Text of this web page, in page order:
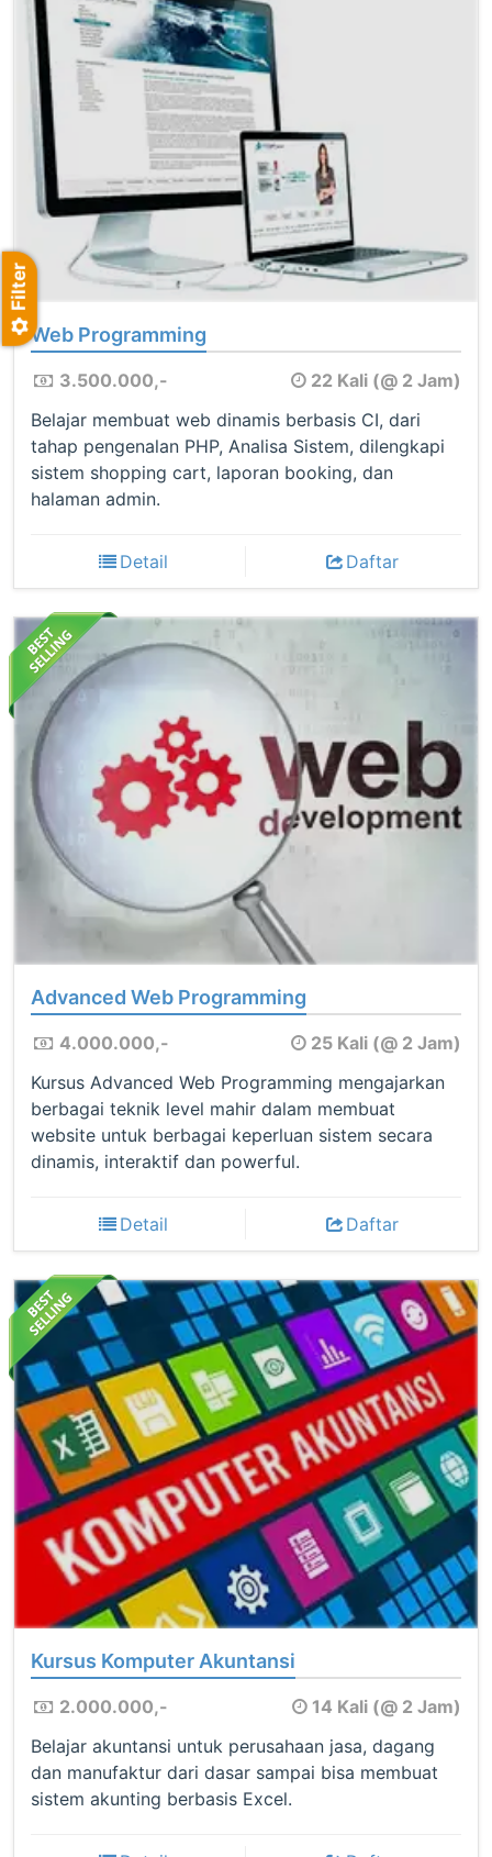
Web Programming
3.500.000,-
22 Kali (@ 2 Jam)
Belajar membuat web dinamis berbasis CI, dari
tahap pengenalan PHP, Analisa Sistem, dilengkapi
sistem shopping cart, laporan booking, dan
halaman admin.
Detail Daftar
Advanced Web Programming
4.000.000,-
25 Kali (@ 2 Jam)
Kursus Advanced Web Programming mengajarkan
berbagai teknik level mahir dalam membuat
website untuk berbagai keperluan sistem secara
dinamis, interaktif dan powerful.
Detail Daftar
Kursus Komputer Akuntansi
2.000.000,-
14 Kali (@ 2 Jam)
Belajar akuntansi untuk perusahaan jasa, dagang
dan manufaktur dari dasar sampai bisa membuat
sistem akunting berbasis Excel.